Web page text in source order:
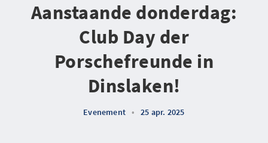
Aanstaande donderdag:
Club Day der
Porschefreunde in
Dinslaken!
Evenement • 25 apr. 2025